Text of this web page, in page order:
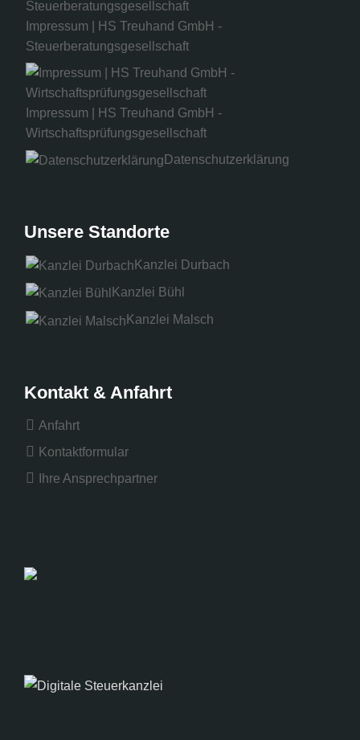
Impressum | HS Treuhand GmbH -
Steuerberatungsgesellschaft
Impressum | HS Treuhand GmbH -
Wirtschaftsprüfungsgesellschaft
Datenschutzerklärung
Unsere Standorte
Kanzlei Durbach
Kanzlei Bühl
Kanzlei Malsch
Kontakt & Anfahrt
Anfahrt
Kontaktformular
Ihre Ansprechpartner